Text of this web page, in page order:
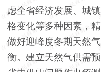
虑全省经济发展、城
格变化等多种因素，
做好迎峰度冬期天然
衡。建立天然气供需